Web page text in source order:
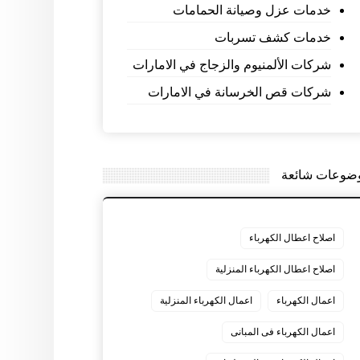
خدمات عزل وصيانة الحمامات
خدمات كشف تسربات
شركات الألمنيوم والزجاج في الامارات
شركات قص الخرسانة في الامارات
شائعة
اصلاح اعطال الكهرباء
اصلاح اعطال الكهرباء المنزلية
اعمال الكهرباء اعمال الكهرباء المنزلية
اعمال الكهرباء فى المبانى